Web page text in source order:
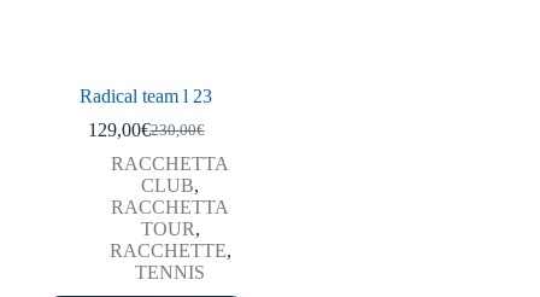
Radical team l 23
230,00€
Il
prezzo
originale
era:
230,00€.
129,00€Il
prezzo
attuale
è:
129,00€.
RACCHETTA
CLUB,
RACCHETTA
TOUR,
RACCHETTE,
TENNIS